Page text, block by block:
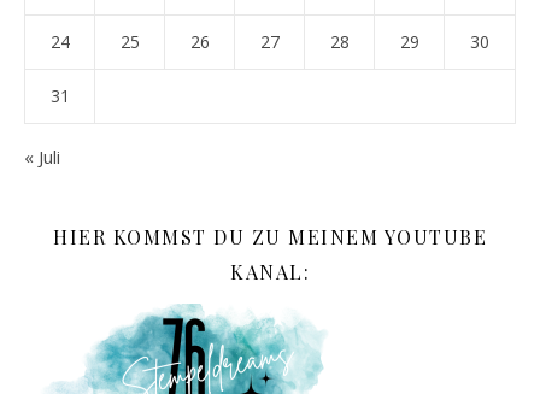
24 25 26 27 28 29 30
31
« Juli
HIER KOMMST DU ZU MEINEM YOUTUBE
KANAL: